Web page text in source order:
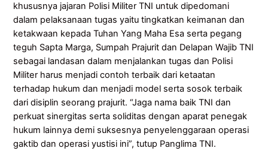
khususnya jajaran Polisi Militer TNI untuk dipedomani
dalam pelaksanaan tugas yaitu tingkatkan keimanan dan
ketakwaan kepada Tuhan Yang Maha Esa serta pegang
teguh Sapta Marga, Sumpah Prajurit dan Delapan Wajib TNI
sebagai landasan dalam menjalankan tugas dan Polisi
Militer harus menjadi contoh terbaik dari ketaatan
terhadap hukum dan menjadi model serta sosok terbaik
dari disiplin seorang prajurit. “Jaga nama baik TNI dan
perkuat sinergitas serta soliditas dengan aparat penegak
hukum lainnya demi suksesnya penyelenggaraan operasi
gaktib dan operasi yustisi ini”, tutup Panglima TNI.